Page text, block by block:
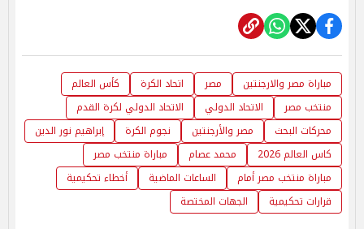
مباراة مصر والارجنتين مصر اتحاد الكرة
كأس العالم
منتخب مصر
الاتحاد الدولي
الاتحاد الدولي لكرة القدم
محركات البحث
مصر والأرجنتين نجوم الكرة
إبراهيم نور الدين
كاس العالم 2026
محمد عصام
مباراة منتخب مصر
مباراة منتخب مصر أمام
الساعات الماضية
أخطاء تحكيمية
قرارات تحكيمية
الجهات المختصة